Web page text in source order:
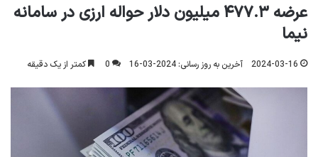
عرضه ۴۷۷.۳ میلیون دلار حواله ارزی در سامانه
نیما
2024-03-16 آخرین به روز رسانی: 2024-03-16 0 کمتر از یک دقیقه